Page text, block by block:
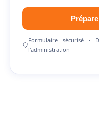
Formulaire sécurisé ·
l'administration